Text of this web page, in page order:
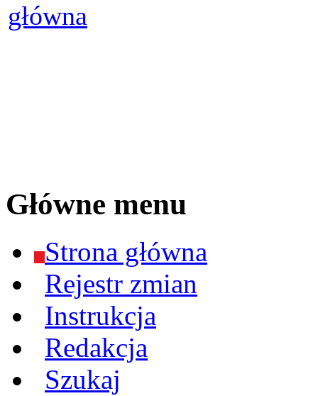
Główne menu
Strona główna
Rejestr zmian
Instrukcja
Redakcja
Szukaj